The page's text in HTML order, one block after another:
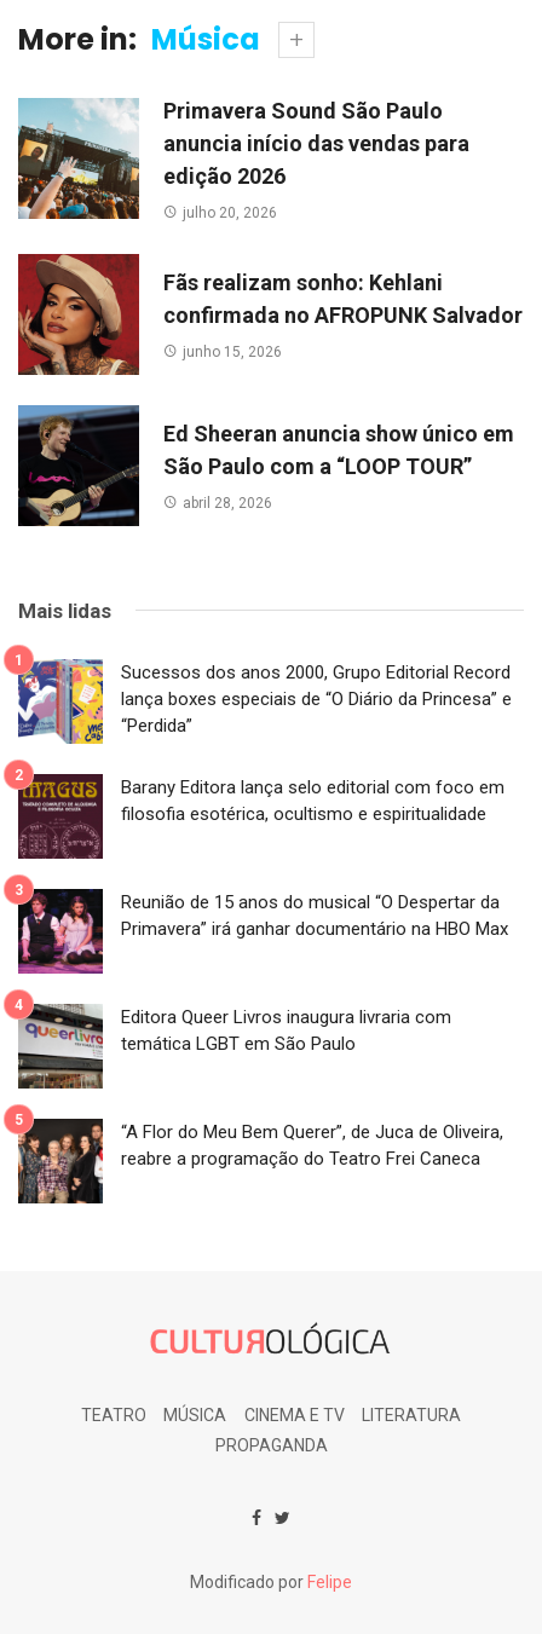
More in: Música
Primavera Sound São Paulo
anuncia início das vendas para
edição 2026
julho 20, 2026
Fãs realizam sonho: Kehlani
confirmada no AFROPUNK Salvador
junho 15, 2026
Ed Sheeran anuncia show único em
São Paulo com a “LOOP TOUR”
abril 28, 2026
Mais lidas
Sucessos dos anos 2000, Grupo Editorial Record
lança boxes especiais de “O Diário da Princesa” e
“Perdida”
Barany Editora lança selo editorial com foco em
filosofia esotérica, ocultismo e espiritualidade
Reunião de 15 anos do musical “O Despertar da
Primavera” irá ganhar documentário na HBO Max
Editora Queer Livros inaugura livraria com
temática LGBT em São Paulo
“A Flor do Meu Bem Querer”, de Juca de Oliveira,
reabre a programação do Teatro Frei Caneca
TEATRO MÚSICA CINEMA E TV
LITERATURA
PROPAGANDA
Modificado por Felipe